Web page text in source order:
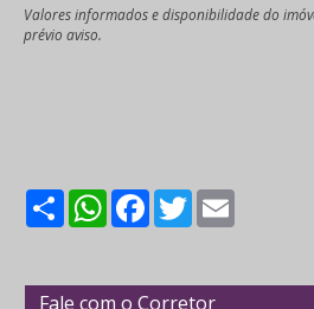
Valores informados e disponibilidade do
prévio aviso.
ShareWhatsApp
Facebook
Twitter
Fale com o Corretor